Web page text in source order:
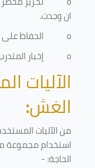
ان وجدت.
o
الحفاظ على
o
إخبار
الآليات
الغش:
من الآليات
استخدام مجموعة
الحاجة: -